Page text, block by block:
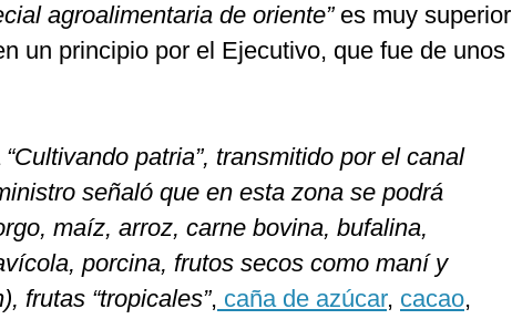
agroalimentaria de oriente” es muy superior
un principio por el Ejecutivo, que fue de unos
“Cultivando patria”, transmitido por el canal
señaló que en esta zona se podrá
maíz, arroz, carne bovina, bufalina,
porcina, frutos secos como maní y
frutas “tropicales”, caña de azúcar, cacao,